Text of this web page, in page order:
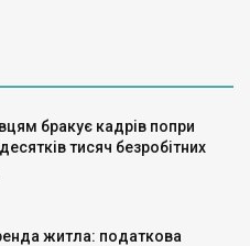
бракує кадрів попри
тисяч безробітних
житла: податкова